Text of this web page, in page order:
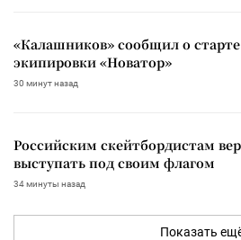
«Калашников» сообщил о
экипировки «Новатор»
30 минут назад
Российским скейтбордистам
выступать под своим флагом
34 минуты назад
Показать